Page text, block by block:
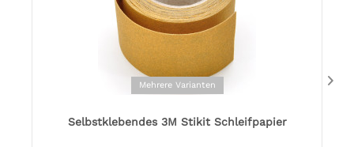
Mehrere Varianten
Selbstklebendes 3M Stikit Schleifpapier